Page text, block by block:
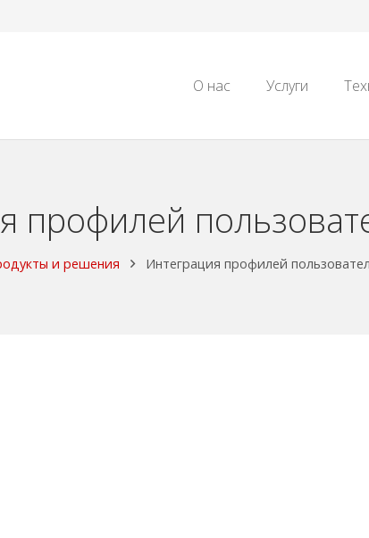
О нас Услуги
профилей
и решения Интеграция профилей